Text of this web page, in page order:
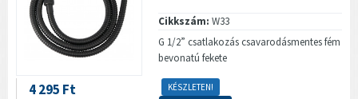
Cikkszám: W33
G 1/2” csatlakozás csavarodásmentes fém
bevonatú fekete
KÉSZLETEN!
4 295 Ft